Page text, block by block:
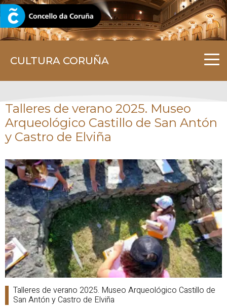
CULTURA CORUÑA
CORUNA.GAL
Talleres de verano 2025. Museo
Arqueológico Castillo de San Antón
y Castro de Elviña
Talleres de verano 2025. Museo Arqueológico Castillo de
San Antón y Castro de Elviña